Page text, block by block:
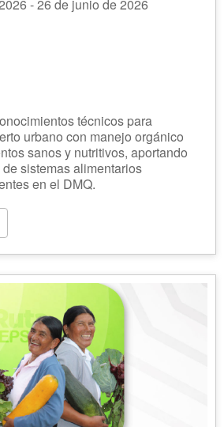
- 26 de junio de 2026
técnicos para
urbano con manejo orgánico
sanos y nutritivos, aportando
sistemas alimentarios
en el DMQ.